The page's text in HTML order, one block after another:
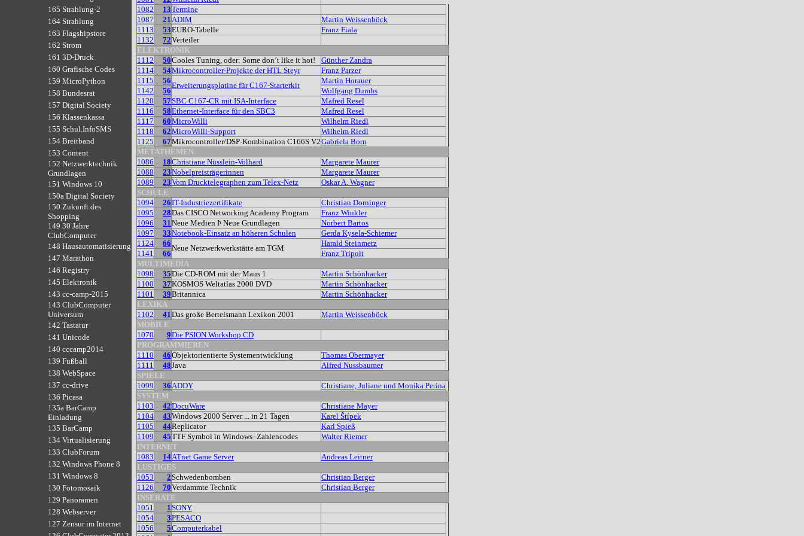
165 Strahlung-2
164 Strahlung
163 Flagshipstore
162 Strom
161 3D-Druck
160 Grafische Codes
159 MicroPython
158 Bundesrat
157 Digital Society
156 Klassenkassa
155 Schul.InfoSMS
154 Breitband
153 Content
152 Netzwerktechnik
Grundlagen
151 Windows 10
150a Digital Society
150 Zukunft des
Shopping
149 30 Jahre
ClubComputer
148 Hausautomatisierung
147 Marathon
146 Registry
145 Elektronik
143 cc-camp-2015
143 ClubComputer
Universum
142 Tastatur
141 Unicode
140 cccamp2014
139 Fußball
138 WebSpace
137 cc-drive
136 Picasa
135a BarCamp
Einladung
135 BarCamp
134 Virtualisierung
133 ClubForum
132 Windows Phone 8
131 Windows 8
130 Fotomosaik
129 Panoramen
128 Webserver
127 Zensur im Internet
1082
13Termine
1087
21ADIM
Martin Weissenböck
1113
53EURO-Tabelle
Franz Fiala
1132
72Verteiler
ELEKTRONIK
1112
50Cooles Tuning, oder: Some don´t like it hot!
Günther Zandra
1114
54Mikrocontroller-Projekte der HTL Steyr
Franz Parzer
1115
56
Erweiterungsplatine für C167-Starterkit
Martin Horauer
1142
56
Wolfgang Dumhs
1120
57SBC C167-CR mit ISA-Interface
Mafred Resel
1116
58Ethernet-Interface für den SBC3
Mafred Resel
1117
60MicroWilli
Wilhelm Riedl
1118
62MicroWilli-Support
Wilhelm Riedl
1125
67Mikrocontroller/DSP-Kombination C166S V2Gabriela Born
METATHEMEN
1086
18Christiane Nüsslein-Volhard
Margarete Maurer
1088
23Nobelpreisträgerinnen
Margarete Maurer
1089
23Vom Drucktelegraphen zum Telex-Netz
Oskar A. Wagner
SCHULE
1094
26IT-Industriezertifikate
Christian Dorninger
1095
28Das CISCO Networking Academy Program
Franz Winkler
1096
31Neue Medien Þ Neue Grundlagen
Norbert Bartos
1097
33Notebook-Einsatz an höheren Schulen
Gerda Kysela-Schiemer
1124
66
Neue Netzwerkwerkstätte am TGM
Harald Steinmetz
1141
66
Franz Tripolt
MULTIMEDIA
1098
35Die CD-ROM mit der Maus 1
Martin Schönhacker
1100
37KOSMOS Weltatlas 2000 DVD
Martin Schönhacker
1101
39Britannica
Martin Schönhacker
LEXIKA
1102
41Das große Bertelsmann Lexikon 2001
Martin Weissenböck
MOBILE
1070
9Die PSION Workshop CD
PROGRAMMIEREN
1110
46Objektorientierte Systementwicklung
Thomas Obermayer
1111
48Java
Alfred Nussbaumer
SPIELE
1099
36ADDY
Christiane, Juliane und Monika Perina
SYSTEM
1103
42DocuWare
Christiane Mayer
1104
43Windows 2000 Server ... in 21 Tagen
Karel Štípek
1105
44Replicator
Karl Spieß
1109
45TTF Symbol in Windows–Zahlencodes
Walter Riemer
INTERNET
1083
14ATnet Game Server
Andreas Leitner
LUSTIGES
1053
2Schwedenbomben
Christian Berger
1126
70Verdammte Technik
Christian Berger
INSERATE
1051
1SONY
1054
3PESACO
1056
5Computerkabel